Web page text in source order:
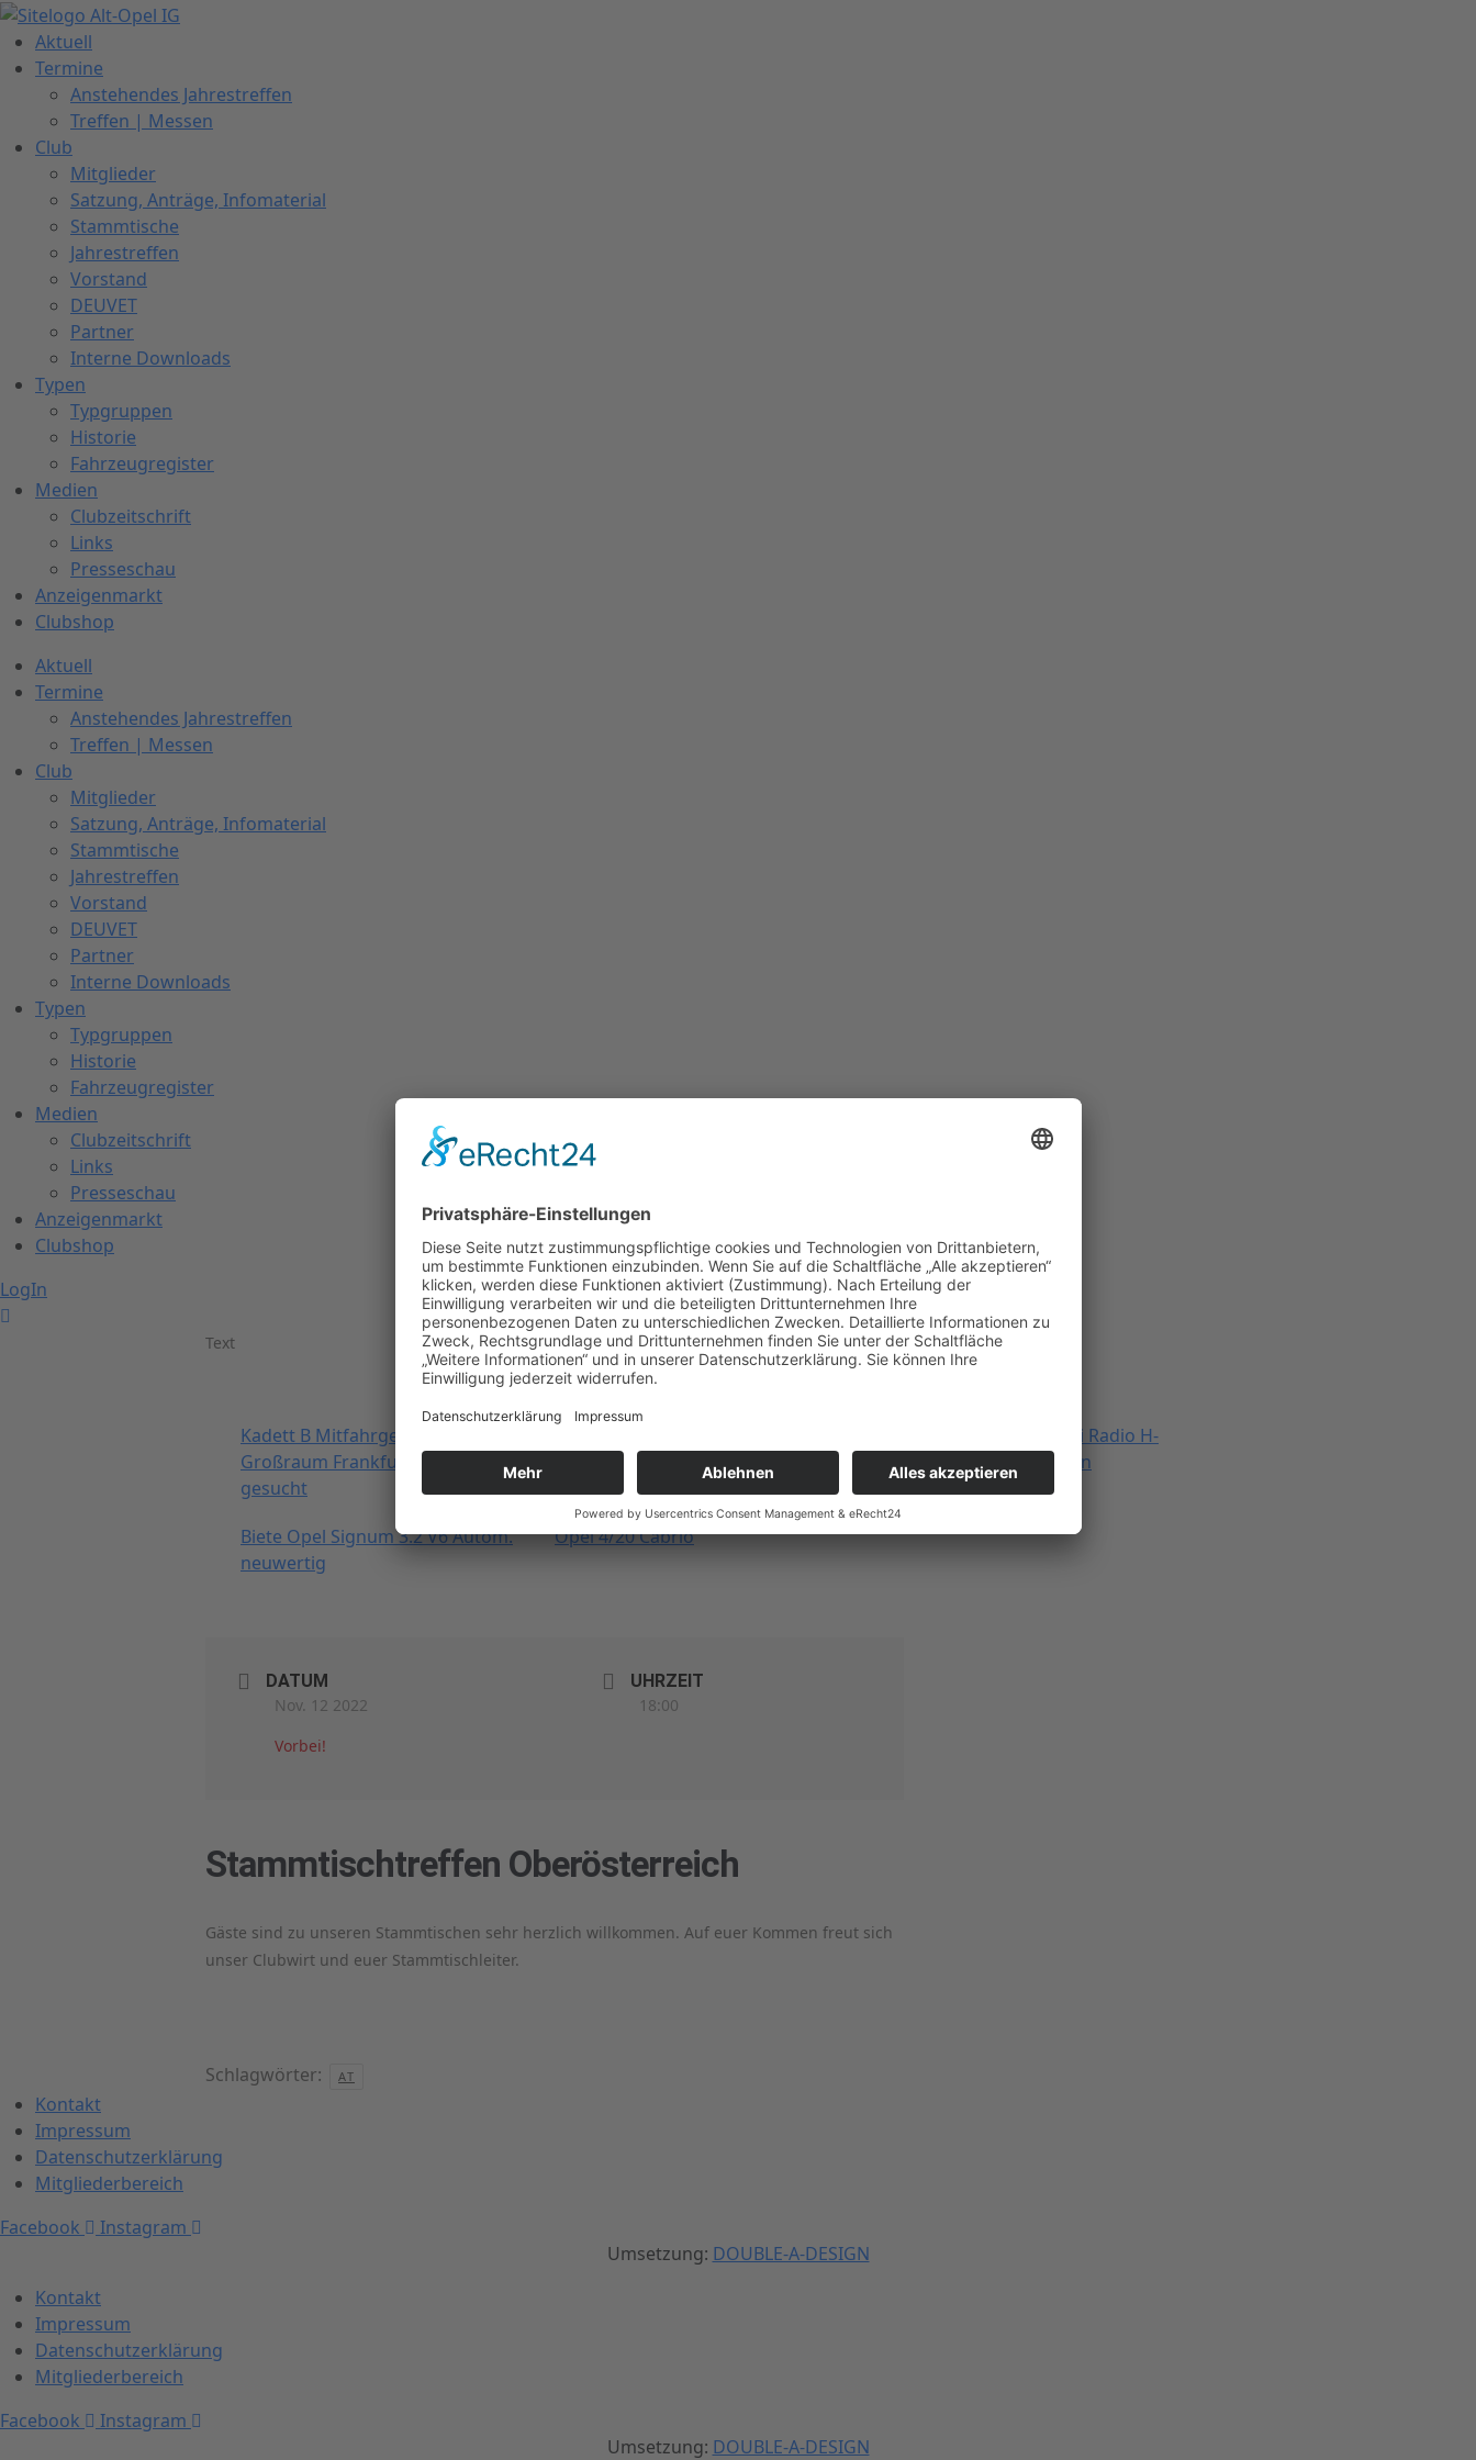
Zum
Inhalt
springen
Aktuell
Termine
Anstehendes Jahrestreffen
Treffen | Messen
Club
Mitglieder
Satzung, Anträge, Infomaterial
Stammtische
Jahrestreffen
Vorstand
DEUVET
Partner
Interne Downloads
Typen
Typgruppen
Historie
Fahrzeugregister
Medien
Clubzeitschrift
Links
Presseschau
Anzeigenmarkt
Clubshop
Aktuell
Termine
Anstehendes Jahrestreffen
Treffen | Messen
Club
Mitglieder
Satzung, Anträge, Infomaterial
Stammtische
Jahrestreffen
Vorstand
DEUVET
Partner
Interne Downloads
Typen
Typgruppen
Historie
Fahrzeugregister
Medien
Clubzeitschrift
Links
Presseschau
Anzeigenmarkt
Clubshop
LogIn
Text
Kadett B Mitfahrgelegenheit im
Großraum Frankfurt/Mannheim
gesucht
unfallfreies Oma- und Garagen-
Opel Opel Olympia Kombi Radio H-
Kennzeichen 2+ Gutachten
Biete Opel Signum 3.2 V6 Autom.
neuwertig
Opel 4/20 Cabrio
DATUM
Nov. 12 2022
Vorbei!
UHRZEIT
18:00
Stammtischtreffen Oberösterreich
Gäste sind zu unseren Stammtischen sehr herzlich willkommen. Auf euer Kommen freut sich
unser Clubwirt und euer Stammtischleiter.
Schlagwörter: AT
Kontakt
Impressum
Datenschutzerklärung
Mitgliederbereich
Facebook
Instagram
Umsetzung: DOUBLE-A-DESIGN
Kontakt
Impressum
Datenschutzerklärung
Mitgliederbereich
Facebook
Instagram
Umsetzung: DOUBLE-A-DESIGN